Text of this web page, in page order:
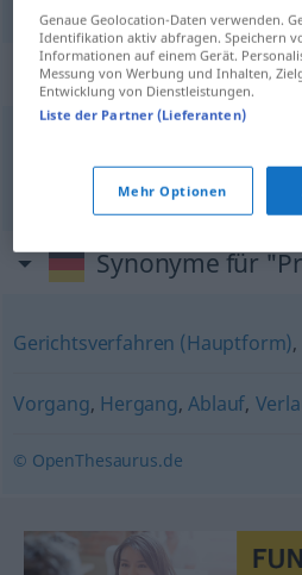
Beispielsätze für
pokrenuti
Synonyme für
Gerichtsverfahren (Hauptform),
Vorgang, Hergang,Ablauf,
© OpenThesaurus.de
Genaue Geolocation-Daten verwenden.
Identifikation aktiv abfragen. Speichern
Informationen auf einem Gerät.
Messung von Werbung und Inhalten,
Entwicklung von Dienstleistungen.
Liste der Partner (Lieferanten)
Mehr Optionen